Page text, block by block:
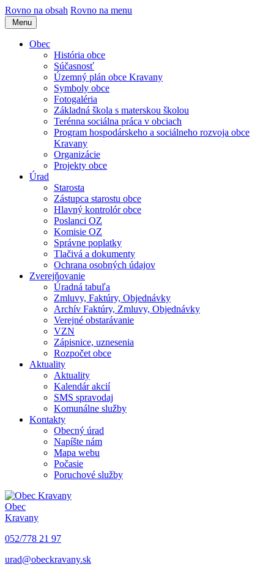
Rovno na obsah Rovno na menu
Menu
Obec
História obce
Súčasnosť
Územný plán obce Kravany
Symboly obce
Fotogaléria
Základná škola s materskou školou
Terénna sociálna práca v obciach
Program hospodárskeho a sociálneho rozvoja obce
Kravany
Organizácie
Projekty obce
Úrad
Starosta
Zástupca starostu obce
Hlavný kontrolór obce
Poslanci OZ
Komisie OZ
Správne poplatky
Tlačivá a dokumenty
Ochrana osobných údajov
Zverejňovanie
Úradná tabuľa
Zmluvy, Faktúry, Objednávky
Archív Faktúry, Zmluvy, Objednávky
Verejné obstarávanie
VZN
Zápisnice, uznesenia
Rozpočet obce
Aktuality
Aktuality
Kalendár akcií
SMS spravodaj
Komunálne služby
Kontakty
Obecný úrad
Napíšte nám
Mapa webu
Počasie
Poruchové služby
Obec
Kravany
052/778 21 97
urad@obeckravany.sk